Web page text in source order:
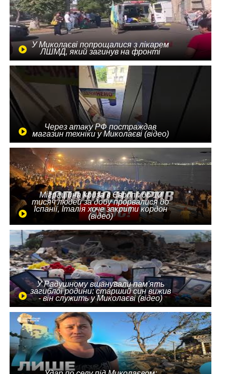
У Миколаєві попрощалися з лікарем
ЛШМД, який загинув на фронті
Через атаку РФ постраждав
магазин техніки у Миколаєві (відео)
Міграційна криза в Європі: до 10
тисяч людей за добу прорвалися до
Іспанії, Італія хоче закрити кордон
(відео)
У Радушному вшанували пам'ять
загиблої родини: старший син вижив
- він служить у Миколаєві (відео)